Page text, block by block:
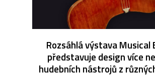
Rozsáhlá výstava Musical
představuje design více
hudebních nástrojů z